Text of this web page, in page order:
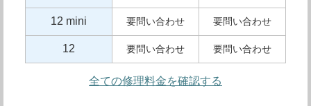
12 mini 要問い合わせ 要問い合わせ
12 要問い合わせ 要問い合わせ
全ての修理料金を確認する